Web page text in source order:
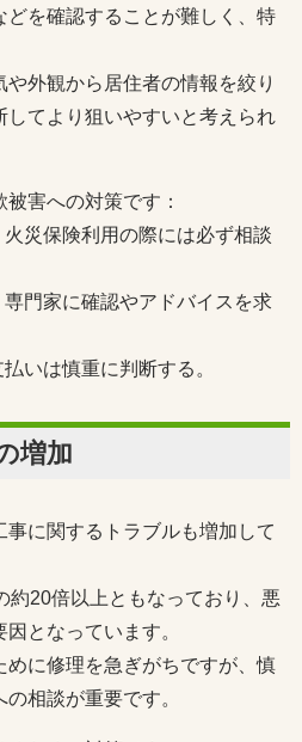
を確認することが難しく、特
外観から居住者の情報を絞り
てより狙いやすいと考えられ
害への対策です：
災保険利用の際には必ず相談
門家に確認やアドバイスを求
いは慎重に判断する。
増加
に関するトラブルも増加して
約20倍以上ともなっており、悪
となっています。
に修理を急ぎがちですが、慎
相談が重要です。